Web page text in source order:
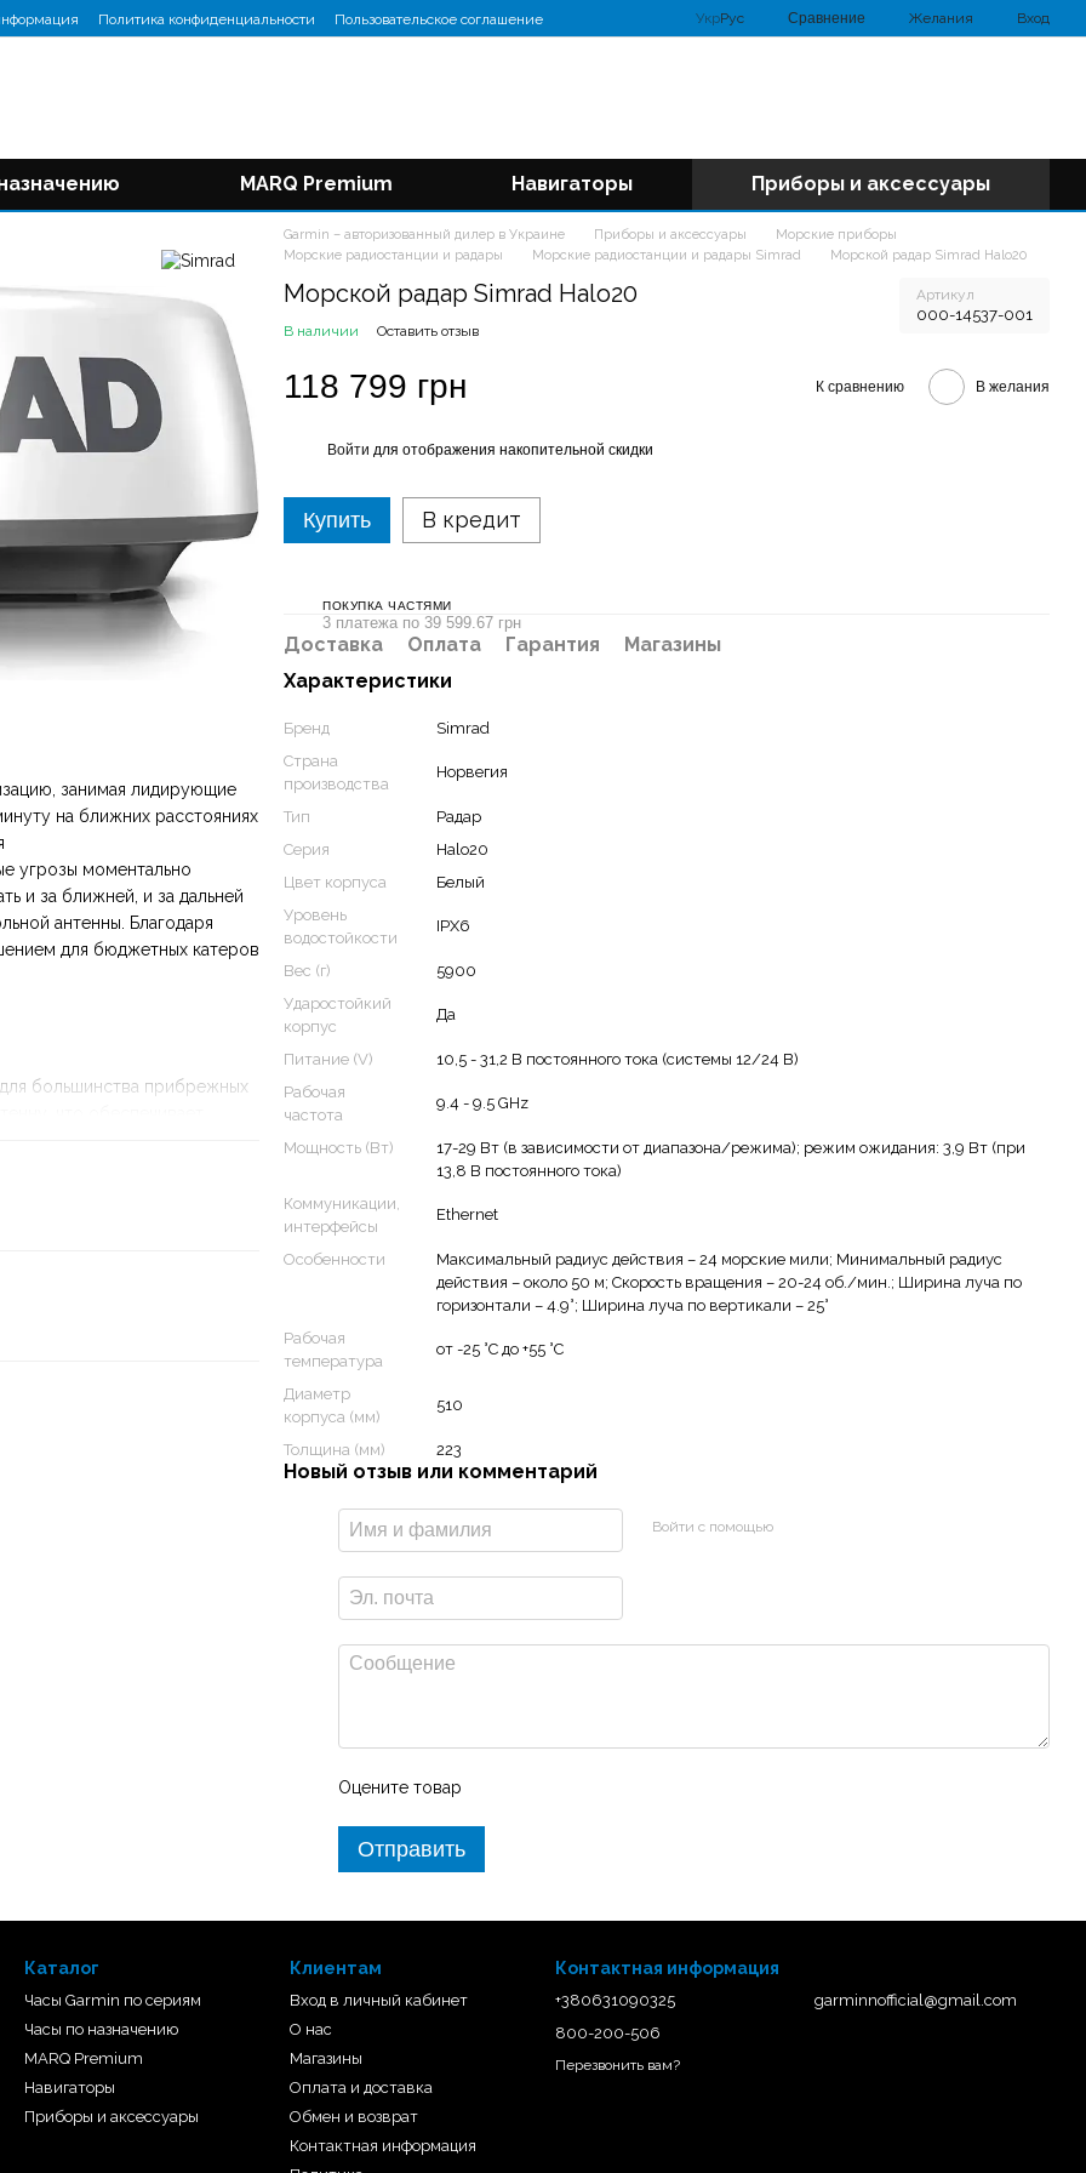
Политика конфиденциальности
Пользовательское соглашение
УкрРус Сравнение Желания Вход
MARQ Premium Навигаторы Приборы и аксессуары
занимая лидирующие
на ближних расстояниях
угрозы моментально
и за ближней, и за дальней
антенны. Благодаря
для бюджетных катеров
большинства прибрежных
угрозами
Garmin – авторизованный дилер в Украине Приборы и аксессуары
Морские приборы
Морские радиостанции и радары
Морские радиостанции и радары Simrad Морской радар Simrad Halo20
Морской радар Simrad Halo20 Артикул
000-14537-001
В наличии Оставить отзыв
118 799 грн К сравнению В желания
Войти для отображения накопительной скидки
Купить В кредит
ПОКУПКА ЧАСТЯМИ
3 платежа по 39 599.67 грн
Доставка Оплата Гарантия
Магазины
Характеристики
Бренд
Simrad
Страна
производства
Норвегия
Тип
Радар
Серия
Halo20
Цвет корпуса
Белый
Уровень
водостойкости
IPX6
Вес (г)
5900
Ударостойкий
корпус
Да
Питание (V)
10,5 - 31,2 В постоянного тока (системы 12/24 В)
Рабочая
частота
9.4 - 9.5 GHz
Мощность (Вт)
17-29 Вт (в зависимости от диапазона/режима); режим ожидания: 3,9 Вт (при
13,8 В постоянного тока)
Коммуникации,
интерфейсы
Ethernet
Особенности
Максимальный радиус действия – 24 морские мили; Минимальный радиус
действия – около 50 м; Скорость вращения – 20-24 об./мин.; Ширина луча по
горизонтали – 4.9°; Ширина луча по вертикали – 25°
Рабочая
температура
от -25 °C до +55 °C
Диаметр
корпуса (мм)
510
Толщина (мм) 223
Новый отзыв или комментарий
Войти с помощью
Оцените товар
Отправить
Каталог
Часы Garmin по сериям
Часы по назначению
MARQ Premium
Навигаторы
Приборы и аксессуары
Клиентам
Вход в личный кабинет
О нас
Магазины
Оплата и доставка
Обмен и возврат
Контактная информация
Контактная информация
+380631090325
800-200-506
Перезвонить вам?
garminnofficial@gmail.com